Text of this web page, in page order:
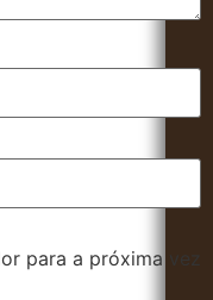
para a próxima vez